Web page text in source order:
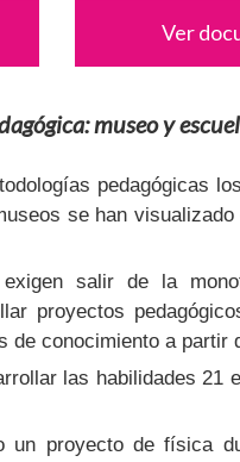
Ver
museo y
pedagógicas
se han
salir de la
proyectos
conocimiento a partir
las habilidades 21
un proyecto de física